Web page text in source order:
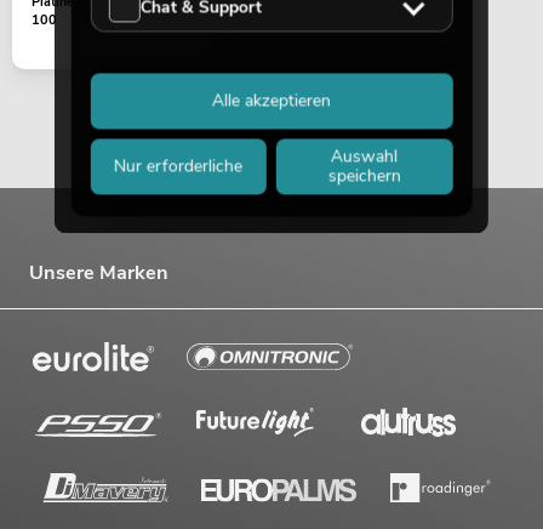
100
Unsere Marken
Chat & Support
Nur erforderliche
Auswahl
speichern
Alle akzeptieren